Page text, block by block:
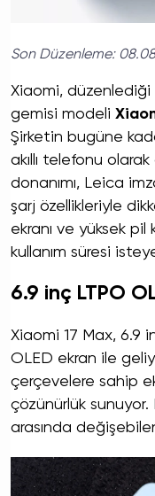
Son Düzenleme:
Xiaomi,
gemisi modeli
Şirketin bugüne
akıllı telefonu
donanımı, Leica
şarj özellikleriyle
ekranı ve yüksek
kullanım süresi
6.9 inç LTPO
Xiaomi 17 Max, 6.9
OLED ekran ile
çerçevelere sahip
çözünürlük sunuyor.
arasında